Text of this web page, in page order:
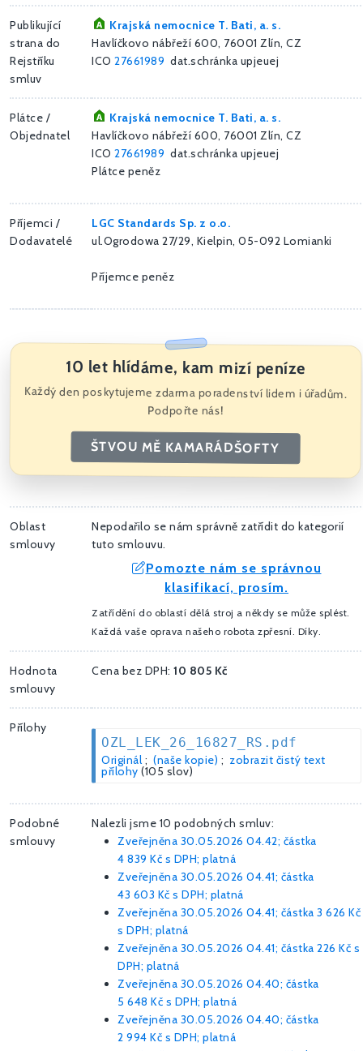
Publikující
strana do
Rejstříku
smluv
Krajská nemocnice T. Bati, a. s.
Havlíčkovo nábřeží 600, 76001 Zlín, CZ
ICO 27661989 dat.schránka upjeuej
Plátce /
Objednatel
Krajská nemocnice T. Bati, a. s.
Havlíčkovo nábřeží 600, 76001 Zlín, CZ
ICO 27661989 dat.schránka upjeuej
Plátce peněz
Příjemci /
Dodavatelé
LGC Standards Sp. z o.o.
ul.Ogrodowa 27/29, Kielpin, 05-092 Lomianki
Příjemce peněz
10 let hlídáme, kam mizí peníze
Každý den poskytujeme zdarma poradenství lidem i úřadům.
Podpořte nás!
ŠTVOU MĚ KAMARÁDŠOFTY
Oblast
smlouvy
Nepodařilo se nám správně zatřídit do kategorií
tuto smlouvu.
Pomozte nám se správnou
klasifikací, prosím.
Zatřídění do oblastí dělá stroj a někdy se může splést.
Každá vaše oprava našeho robota zpřesní. Díky.
Hodnota
smlouvy
Cena bez DPH: 10 805 Kč
Přílohy
OZL_LEK_26_16827_RS.pdf
Originál ; (naše kopie) ; zobrazit čistý text
přílohy (105 slov)
Podobné
smlouvy
Nalezli jsme 10 podobných smluv:
Zveřejněna 30.05.2026 04.42; částka
4 839 Kč s DPH; platná
Zveřejněna 30.05.2026 04.41; částka
43 603 Kč s DPH; platná
Zveřejněna 30.05.2026 04.41; částka 3 626 Kč
s DPH; platná
Zveřejněna 30.05.2026 04.41; částka 226 Kč s
DPH; platná
Zveřejněna 30.05.2026 04.40; částka
5 648 Kč s DPH; platná
Zveřejněna 30.05.2026 04.40; částka
2 994 Kč s DPH; platná